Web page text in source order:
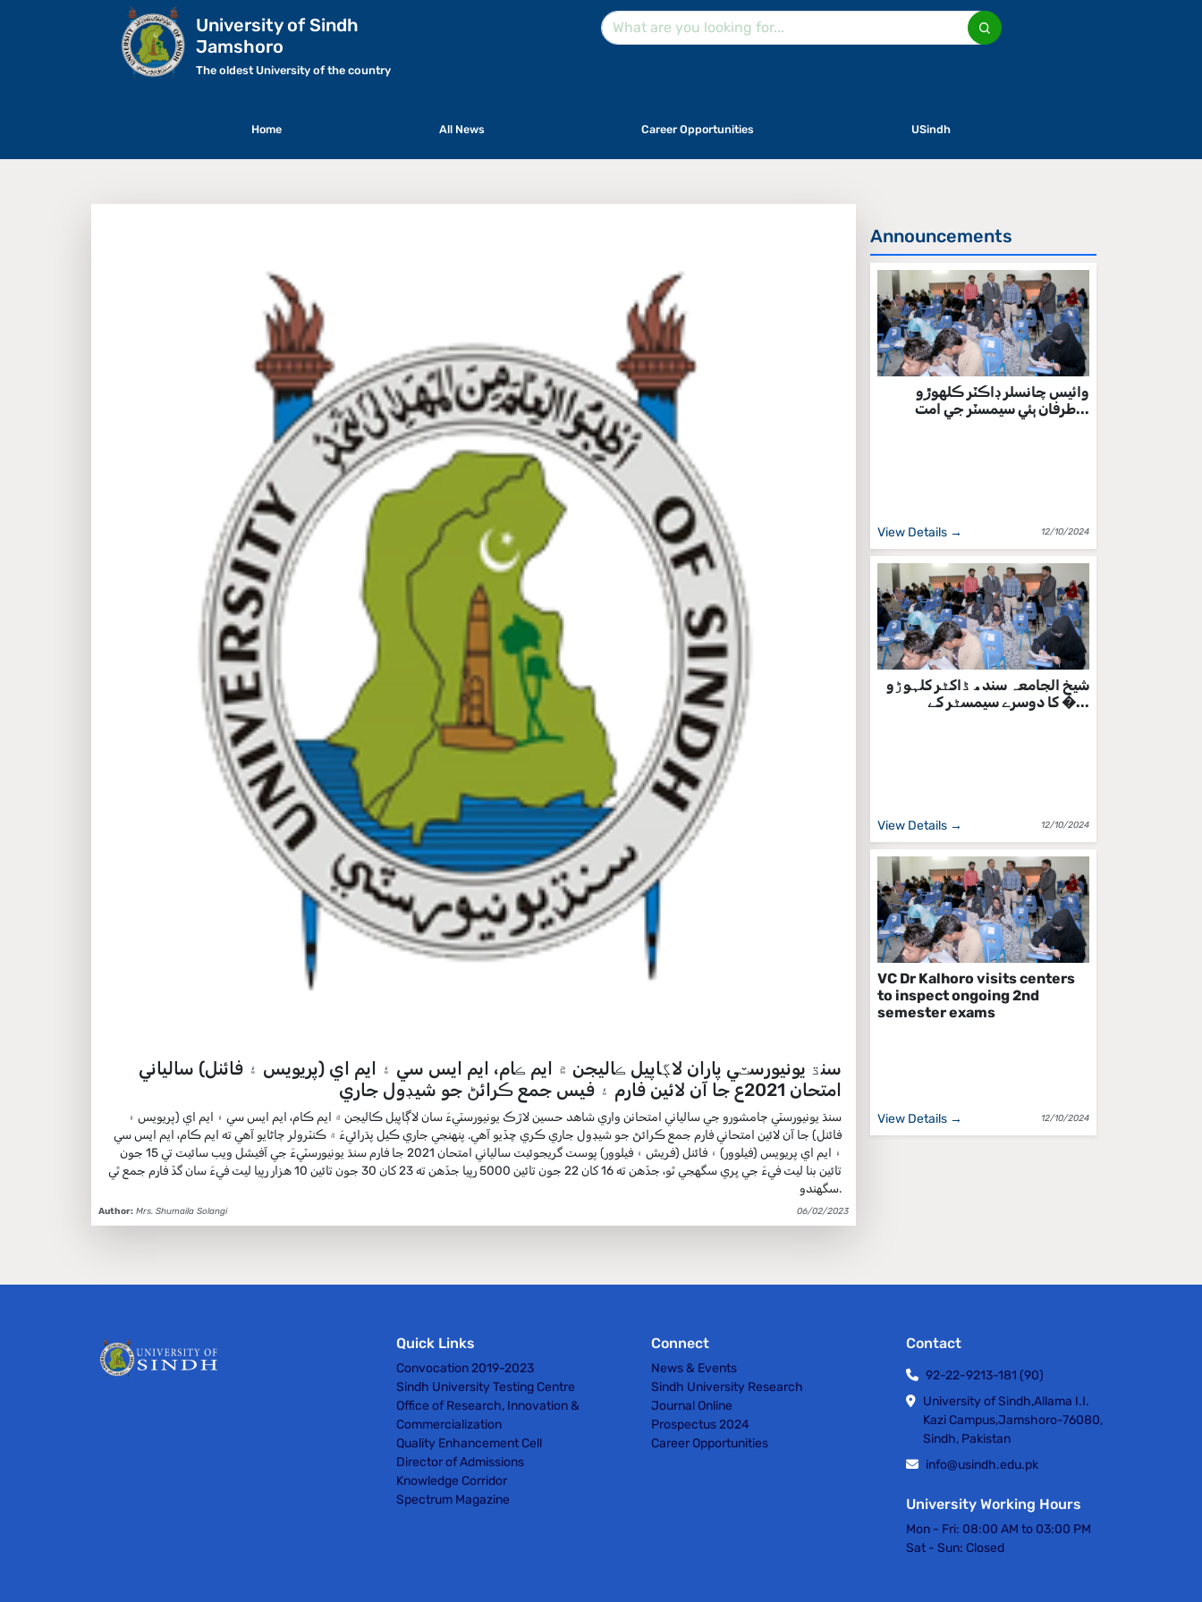
University of Sindh
Jamshoro
The oldest University of the country
Home All News Career Opportunities USindh
سنڌ يونيورسٽي پاران لاڳاپيل ڪاليجن ۾ ايم ڪام، ايم ايس سي ۽ ايم اي (پريويس ۽ فائنل) سالياني
امتحان 2021ع جا آن لائين فارم ۽ فيس جمع ڪرائڻ جو شيڊول جاري
سنڌ يونيورسٽي ڄامشورو جي سالياني امتحانن واري شاهد حسين لاڙڪ يونيورسٽيءَ سان لاڳاپيل ڪاليجن ۾ ايم ڪام، ايم ايس سي ۽ ايم اي (پريويس ۽
فائنل) جا آن لائين امتحاني فارم جمع ڪرائڻ جو شيڊول جاري ڪري ڇڏيو آهي. پنهنجي جاري ڪيل پڌرائيءَ ۾ ڪنٽرولر ڄاڻايو آهي ته ايم ڪام، ايم ايس سي
۽ ايم اي پريويس (فيلوور) ۽ فائنل (فريش ۽ فيلوور) پوسٽ گريجوئيٽ سالياني امتحان 2021 جا فارم سنڌ يونيورسٽيءَ جي آفيشل ويب سائيٽ تي 15 جون
تائين بنا ليٽ فيءَ جي ڀري سگهجي ٿو، جڏهن ته 16 کان 22 جون تائين 5000 رپيا جڏهن ته 23 کان 30 جون تائين 10 هزار رپيا ليٽ فيءَ سان گڏ فارم جمع ٿي
سگهندو.
Author: Mrs. Shumaila Solangi 06/02/2023
Announcements
وائيس چانسلر ڊاڪٽر ڪلهوڙو
طرفان ٻئي سيمسٽر جي امت...
View Details → 12/10/2024
شیخ الجامعہ سندھ ڈاکٹر کلہوڑو
کا دوسرے سیمسٹر کے �...
View Details → 12/10/2024
VC Dr Kalhoro visits centers
to inspect ongoing 2nd
semester exams
View Details → 12/10/2024
Quick Links
Convocation 2019-2023
Sindh University Testing Centre
Office of Research, Innovation &
Commercialization
Quality Enhancement Cell
Director of Admissions
Knowledge Corridor
Spectrum Magazine
Connect
News & Events
Sindh University Research
Journal Online
Prospectus 2024
Career Opportunities
Contact
92-22-9213-181 (90)
University of Sindh,Allama I.I.
Kazi Campus,Jamshoro-76080,
Sindh, Pakistan
info@usindh.edu.pk
University Working Hours
Mon - Fri: 08:00 AM to 03:00 PM
Sat - Sun: Closed